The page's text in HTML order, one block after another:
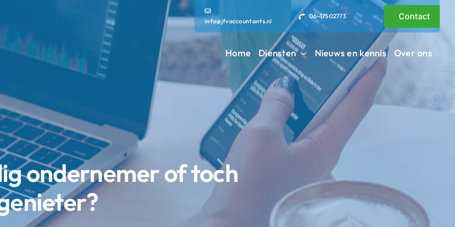
info@jfvaccountants.nl
06-17502773 Contact
Home Diensten Nieuws en kennis Over ons
ondernemer of toch